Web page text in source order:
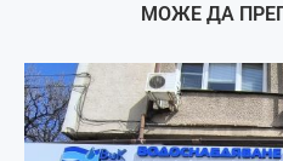
МОЖЕ ДА